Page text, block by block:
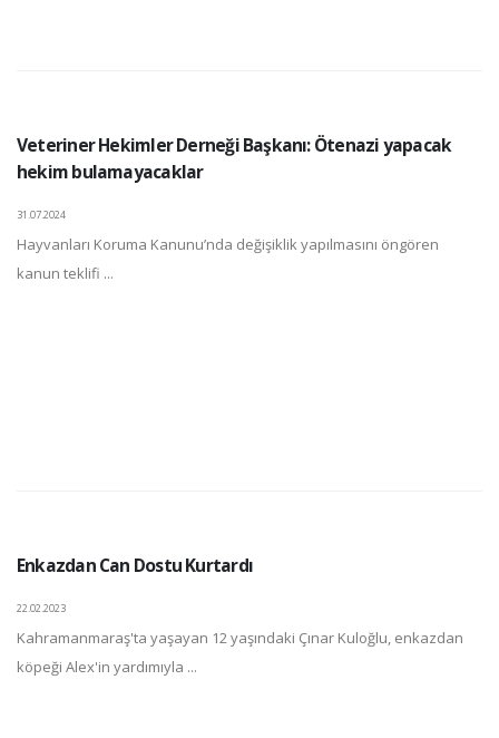
Veteriner Hekimler Derneği Başkanı: Ötenazi yapacak
hekim bulamayacaklar
31.07.2024
Hayvanları Koruma Kanunu’nda değişiklik yapılmasını öngören
kanun teklifi ...
Enkazdan Can Dostu Kurtardı
22.02.2023
Kahramanmaraş'ta yaşayan 12 yaşındaki Çınar Kuloğlu, enkazdan
köpeği Alex'in yardımıyla ...